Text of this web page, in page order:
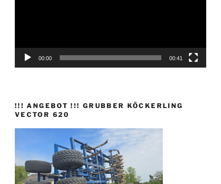
00:00 00:41
!!! ANGEBOT !!! GRUBBER KÖCKERLING
VECTOR 620